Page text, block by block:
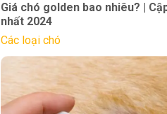
Giá chó golden bao nhiêu? |
nhất 2024
Các loại chó